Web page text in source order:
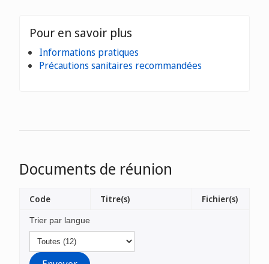
Pour en savoir plus
Informations pratiques
Précautions sanitaires recommandées
Documents de réunion
Trier par langue
Code Titre(s) Fichier(s)